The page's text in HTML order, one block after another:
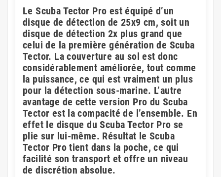
Le Scuba Tector Pro est équipé d’un
disque de détection de 25x9 cm, soit un
disque de détection 2x plus grand que
celui de la première génération de Scuba
Tector. La couverture au sol est donc
considérablement améliorée, tout comme
la puissance, ce qui est vraiment un plus
pour la détection sous-marine. L’autre
avantage de cette version Pro du Scuba
Tector est la compacité de l’ensemble. En
effet le disque du Scuba Tector Pro se
plie sur lui-même. Résultat le Scuba
Tector Pro tient dans la poche, ce qui
facilité son transport et offre un niveau
de discrétion absolue.